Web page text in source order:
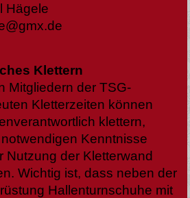
Hägele
Klettern
Mitgliedern der TSG-
Kletterzeiten können
klettern,
Kenntnisse
Nutzung der Kletterwand
Wichtig ist, dass neben der
Hallenturnschuhe mit